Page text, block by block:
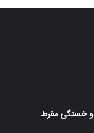
و خستگی مفرط